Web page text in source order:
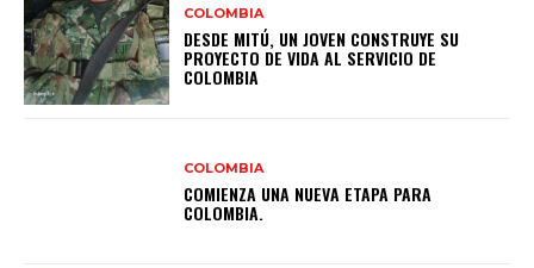
COLOMBIA
DESDE MITÚ, UN JOVEN CONSTRUYE SU
PROYECTO DE VIDA AL SERVICIO DE
COLOMBIA
COLOMBIA
COMIENZA UNA NUEVA ETAPA PARA
COLOMBIA.